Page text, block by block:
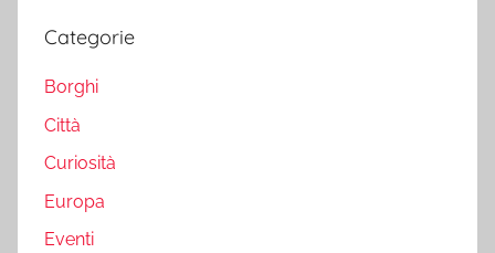
Categorie
Borghi
Città
Curiosità
Europa
Eventi